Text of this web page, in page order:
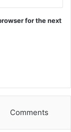
for the next
Comments